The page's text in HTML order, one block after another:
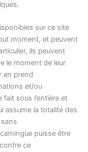
sur ce site
moment, et peuvent
ils peuvent
le moment de leur
en prend
et/ou
sous l’entière et
assume la totalité des
puisse être
ce